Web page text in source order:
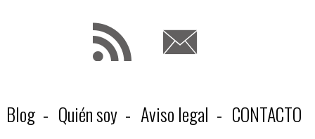
Blog Quién soy Aviso legal CONTACTO